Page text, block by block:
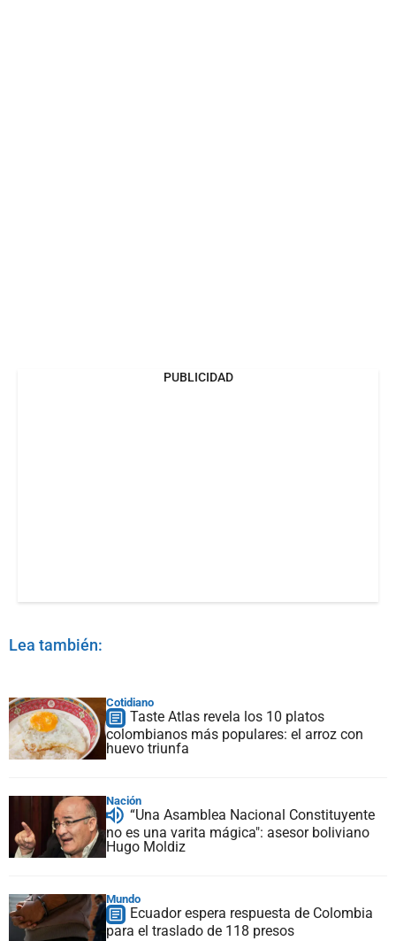
PUBLICIDAD
Lea también:
Cotidiano
Taste Atlas revela los 10 platos
colombianos más populares: el arroz con
huevo triunfa
Nación
“Una Asamblea Nacional Constituyente
no es una varita mágica": asesor boliviano
Hugo Moldiz
Mundo
Ecuador espera respuesta de Colombia
para el traslado de 118 presos